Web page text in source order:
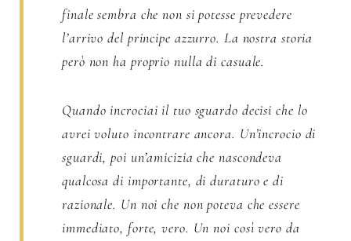
finale sembra che non si potesse prevedere
l’arrivo del principe azzurro. La nostra storia
però non ha proprio nulla di casuale.
Quando incrociai il tuo sguardo decisi che lo
avrei voluto incontrare ancora. Un’incrocio di
sguardi, poi un’amicizia che nascondeva
qualcosa di importante, di duraturo e di
razionale. Un noi che non poteva che essere
immediato, forte, vero. Un noi così vero da